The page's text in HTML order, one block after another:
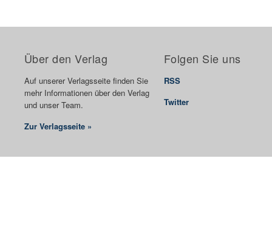
Über den Verlag
Auf unserer Verlagsseite finden Sie
mehr Informationen über den Verlag
und unser Team.
Zur Verlagsseite »
Folgen Sie uns
RSS
Twitter